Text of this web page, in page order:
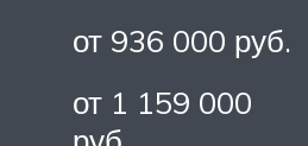
от 936 000 руб.
от 1 159 000